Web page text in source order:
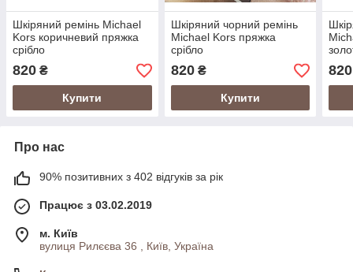
Шкіряний ремінь Michael
Kors коричневий пряжка
срібло
820 ₴
Купити
Шкіряний чорний ремінь
Michael Kors пряжка
срібло
820₴
Купити
820
Про нас
90% позитивних з 402 відгуків за рік
Працює з 03.02.2019
м. Київ
вулиця Рилєєва 36 , Київ, Україна